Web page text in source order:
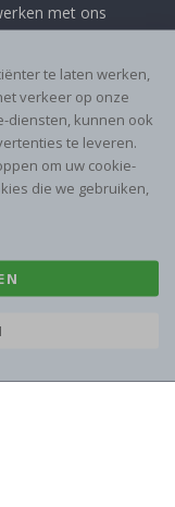
met ons
te laten werken,
verkeer op onze
diensten, kunnen ook
te leveren.
om uw cookie-
die we gebruiken,